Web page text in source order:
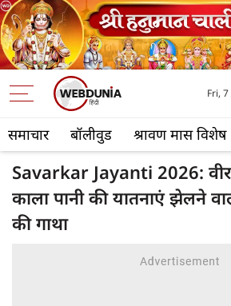
समाचार बॉलीवुड श्रावण मास विशेष
Fri,
Savarkar Jayanti 2026:
काला पानी की यातनाएं झेलने वाले
की गाथा